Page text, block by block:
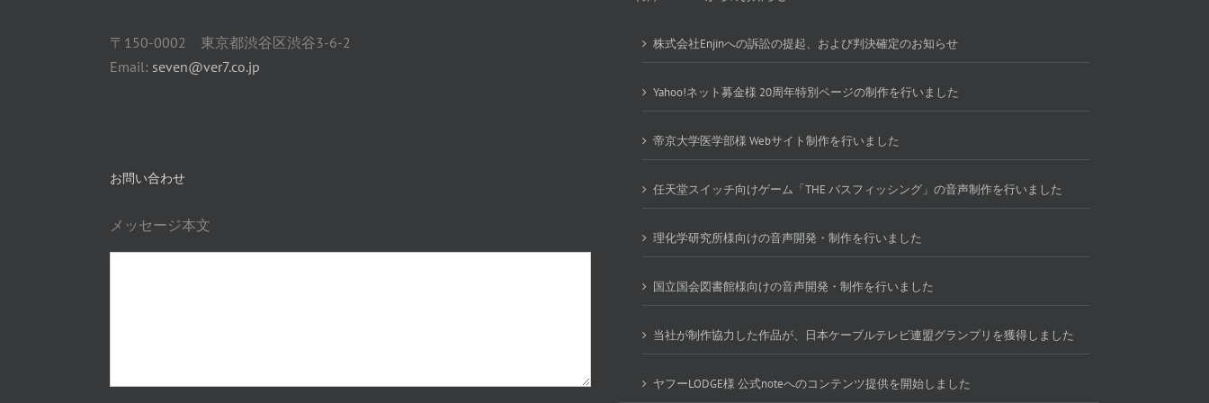
〒150-0002 東京都渋谷区渋谷3-6-2
Email: seven@ver7.co.jp
お問い合わせ
メッセージ本文
株式会社Enjinへの訴訟の提起、および判決確定のお知らせ
Yahoo!ネット募金様 20周年特別ページの制作を行いました
帝京大学医学部様 Webサイト制作を行いました
任天堂スイッチ向けゲーム「THE バスフィッシング」の音声制作を行いました
理化学研究所様向けの音声開発・制作を行いました
国立国会図書館様向けの音声開発・制作を行いました
当社が制作協力した作品が、日本ケーブルテレビ連盟グランプリを獲得しました
ヤフーLODGE様 公式noteへのコンテンツ提供を開始しました